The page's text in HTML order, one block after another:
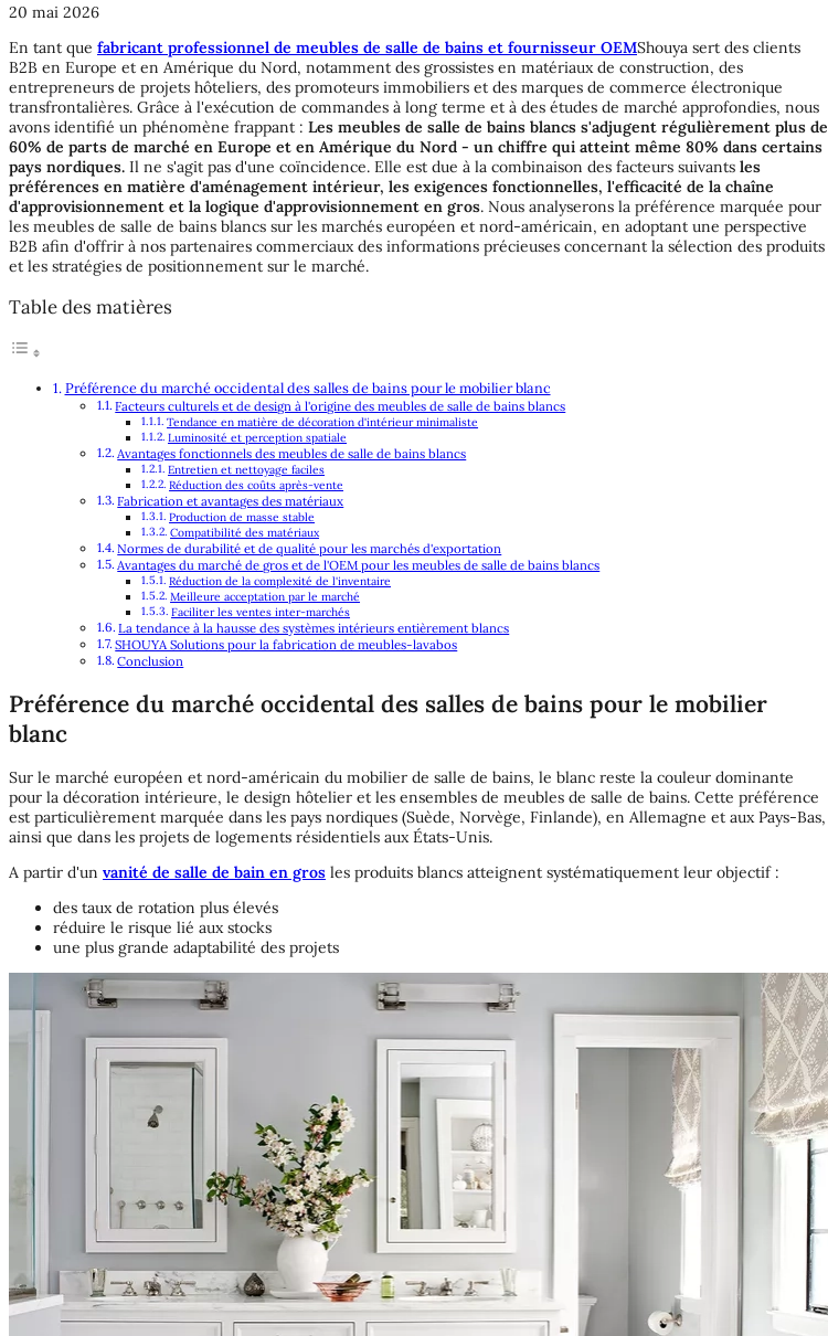
20 mai 2026
En tant que fabricant professionnel de meubles de salle de bains et fournisseur OEMShouya sert des clients
B2B en Europe et en Amérique du Nord, notamment des grossistes en matériaux de construction, des
entrepreneurs de projets hôteliers, des promoteurs immobiliers et des marques de commerce électronique
transfrontalières. Grâce à l'exécution de commandes à long terme et à des études de marché approfondies, nous
avons identifié un phénomène frappant : Les meubles de salle de bains blancs s'adjugent régulièrement plus de
60% de parts de marché en Europe et en Amérique du Nord - un chiffre qui atteint même 80% dans certains
pays nordiques. Il ne s'agit pas d'une coïncidence. Elle est due à la combinaison des facteurs suivants les
préférences en matière d'aménagement intérieur, les exigences fonctionnelles, l'efficacité de la chaîne
d'approvisionnement et la logique d'approvisionnement en gros. Nous analyserons la préférence marquée pour
les meubles de salle de bains blancs sur les marchés européen et nord-américain, en adoptant une perspective
B2B afin d'offrir à nos partenaires commerciaux des informations précieuses concernant la sélection des produits
et les stratégies de positionnement sur le marché.
Table des matières
Préférence du marché occidental des salles de bains pour le mobilier blanc
Facteurs culturels et de design à l'origine des meubles de salle de bains blancs
Tendance en matière de décoration d'intérieur minimaliste
Luminosité et perception spatiale
Avantages fonctionnels des meubles de salle de bains blancs
Entretien et nettoyage faciles
Réduction des coûts après-vente
Fabrication et avantages des matériaux
Production de masse stable
Compatibilité des matériaux
Normes de durabilité et de qualité pour les marchés d'exportation
Avantages du marché de gros et de l'OEM pour les meubles de salle de bains blancs
Réduction de la complexité de l'inventaire
Meilleure acceptation par le marché
Faciliter les ventes inter-marchés
La tendance à la hausse des systèmes intérieurs entièrement blancs
SHOUYA Solutions pour la fabrication de meubles-lavabos
Conclusion
Préférence du marché occidental des salles de bains pour le mobilier
blanc
Sur le marché européen et nord-américain du mobilier de salle de bains, le blanc reste la couleur dominante
pour la décoration intérieure, le design hôtelier et les ensembles de meubles de salle de bains. Cette préférence
est particulièrement marquée dans les pays nordiques (Suède, Norvège, Finlande), en Allemagne et aux Pays-Bas,
ainsi que dans les projets de logements résidentiels aux États-Unis.
A partir d'un vanité de salle de bain en gros les produits blancs atteignent systématiquement leur objectif :
des taux de rotation plus élevés
réduire le risque lié aux stocks
une plus grande adaptabilité des projets